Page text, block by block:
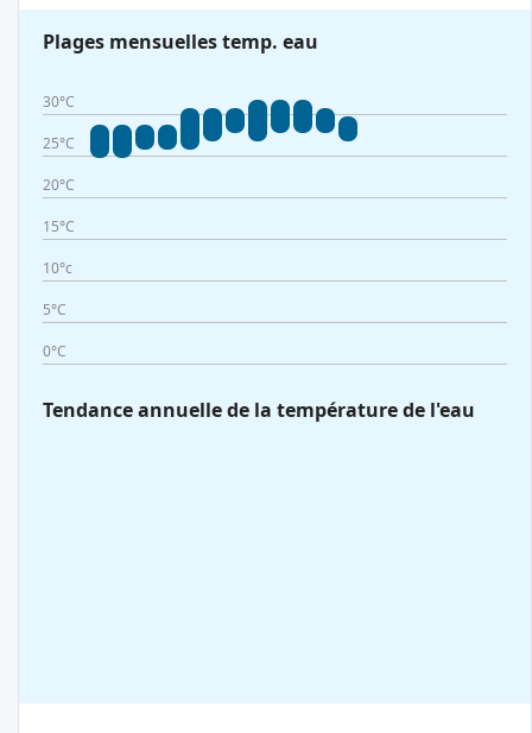
Plages mensuelles temp. eau
30°C
25°C
20°C
15°C
10°c
5°C
0°C
Tendance annuelle de la température de l'eau